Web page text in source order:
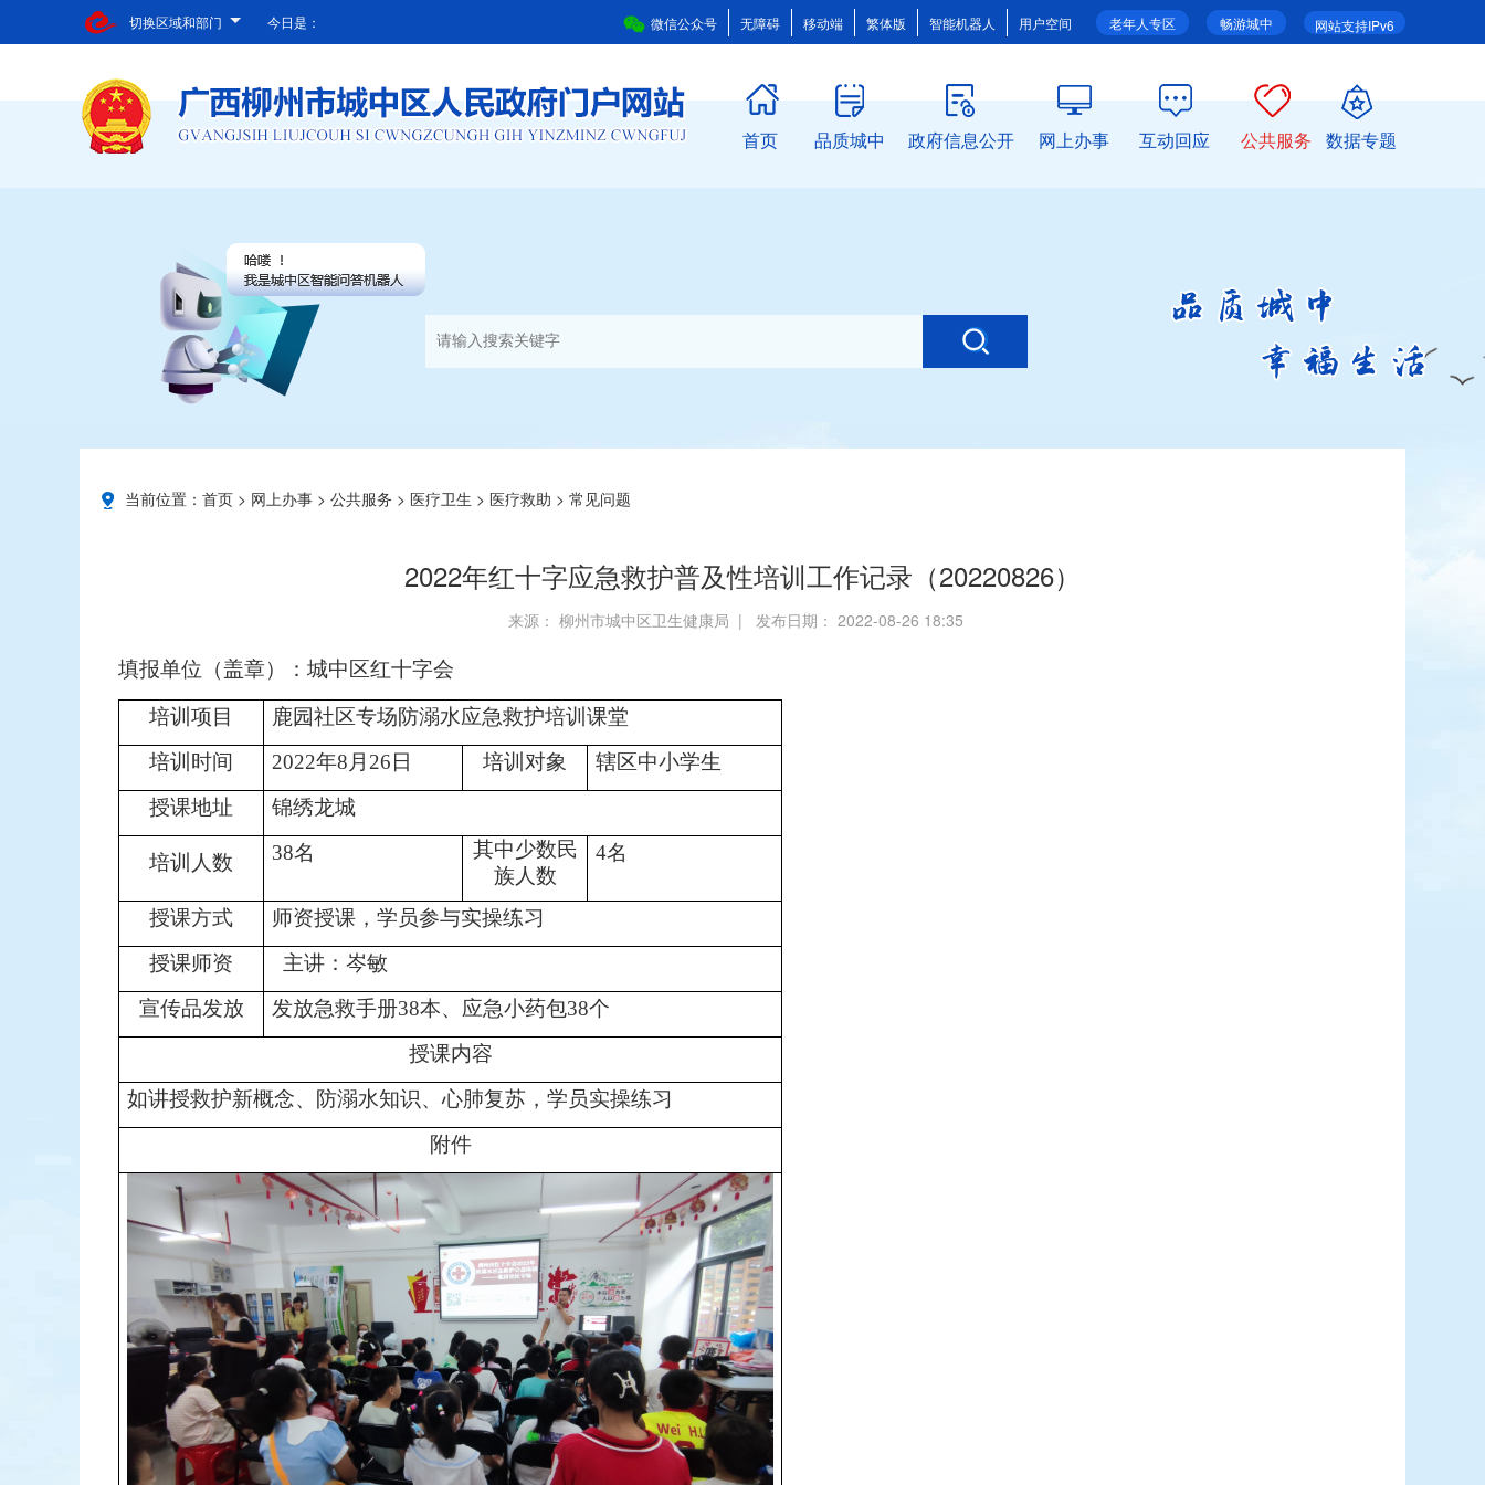
切换区域和部门 网站支持IPv6
畅游城中
老年人专区
微信公众号 无障碍 移动端 繁体版 智能机器人 用户空间
今日是：
首页 品质城中 政府信息公开 网上办事 互动回应 公共服务 数据专题
当前位置： 首页 > 网上办事 > 公共服务 > 医疗卫生 > 医疗救助 > 常见问题
2022年红十字应急救护普及性培训工作记录（20220826）
来源： 柳州市城中区卫生健康局 | 发布日期： 2022-08-26 18:35
填报单位（盖章）：城中区红十字会
培训项目
鹿园社区专场防溺水应急救护培训课堂
培训时间
2022年8月26日 培训对象
辖区中小学生
授课地址
锦绣龙城
培训人数 38名
其中少数民
族人数
4名
授课方式
师资授课，学员参与实操练习
授课师资
主讲：岑敏
宣传品发放
发放急救手册38本、应急小药包38个
授课内容
如讲授救护新概念、防溺水知识、心肺复苏，学员实操练习
附件